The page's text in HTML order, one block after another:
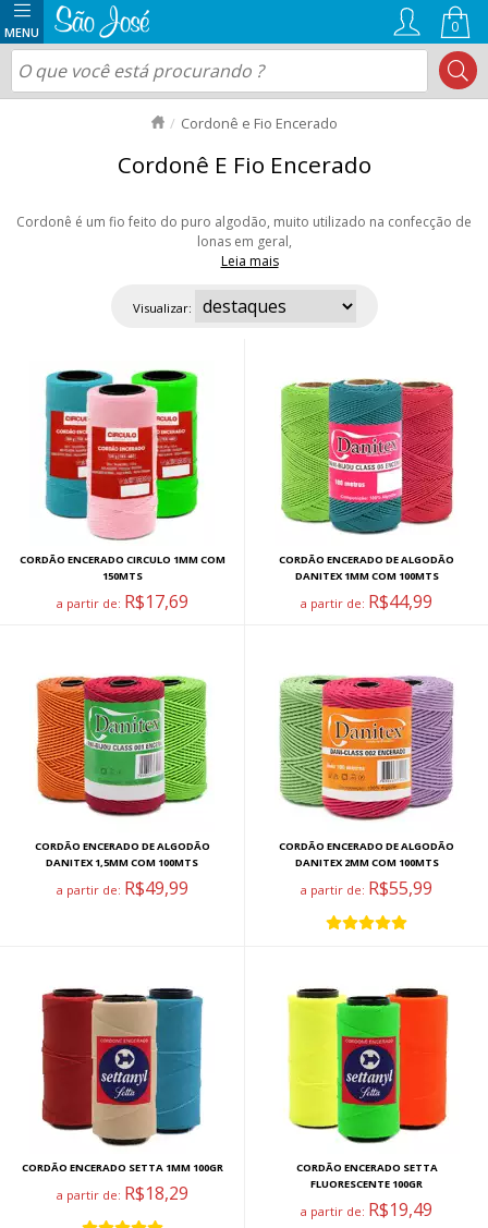
0
Cordonê e Fio Encerado
Cordonê E Fio Encerado
Cordonê é um fio feito do puro algodão, muito utilizado na confecção de
lonas em geral,
Leia mais
usado na montagem de bijuterias, além de crochês, macramês e demais
trabalhos com nós. Confira as nossas opções! Aproveite nossas ofertas e
Visualizar:
CORDÃO ENCERADO CIRCULO 1MM COM
150MTS
a partir de: R$17,69
CORDÃO ENCERADO DE ALGODÃO
DANITEX 1MM COM 100MTS
a partir de: R$44,99
CORDÃO ENCERADO DE ALGODÃO
DANITEX 1,5MM COM 100MTS
a partir de: R$49,99
CORDÃO ENCERADO DE ALGODÃO
DANITEX 2MM COM 100MTS
a partir de: R$55,99
CORDÃO ENCERADO SETTA 1MM 100GR
a partir de: R$18,29
CORDÃO ENCERADO SETTA
FLUORESCENTE 100GR
a partir de: R$19,49